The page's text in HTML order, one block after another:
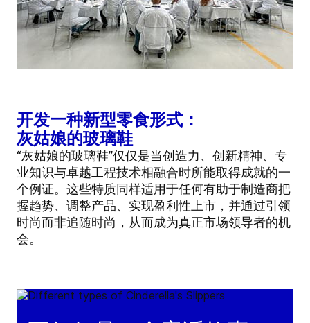
开发一种新型零食形式：
灰姑娘的玻璃鞋
“灰姑娘的玻璃鞋”仅仅是当创造力、创新精神、专
业知识与卓越工程技术相融合时所能取得成就的一
个例证。这些特质同样适用于任何有助于制造商把
握趋势、调整产品、实现盈利性上市，并通过引领
时尚而非追随时尚，从而成为真正市场领导者的机
会。